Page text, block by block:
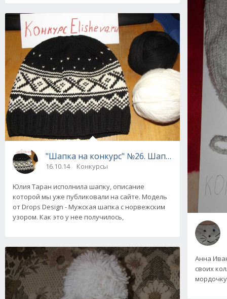
"Шапка на конкурс" №26. Шапка
16.10.14 Конкурсы
Юлия Таран исполнила шапку, описание
которой мы уже публиковали на сайте. Модель
от Drops Design - Мужская шапка с норвежским
узором. Как это у нее получилось,
Анна
своих